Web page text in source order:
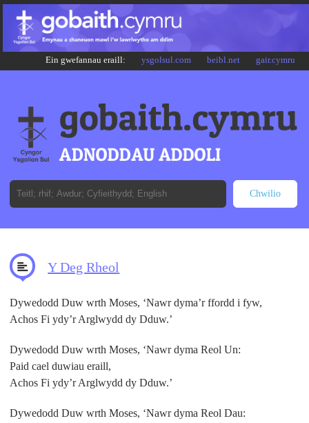
Ein gwefannau eraill: ysgolsul.com beibl.net gair.cymru
Y Deg Rheol
Dywedodd Duw wrth Moses, ‘Nawr dyma’r ffordd i fyw,
Achos Fi ydy’r Arglwydd dy Dduw.’
Dywedodd Duw wrth Moses, ‘Nawr dyma Reol Un:
Paid cael duwiau eraill,
Achos Fi ydy’r Arglwydd dy Dduw.’
Dywedodd Duw wrth Moses, ‘Nawr dyma Reol Dau: